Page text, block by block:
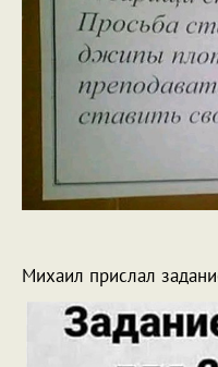
Михаил прислал